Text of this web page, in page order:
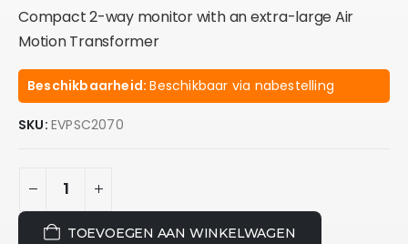
Compact 2-way monitor with an extra-large Air
Motion Transformer
Beschikbaarheid:Beschikbaar via nabestelling
SKU: EVPSC2070
TOEVOEGEN AAN WINKELWAGEN